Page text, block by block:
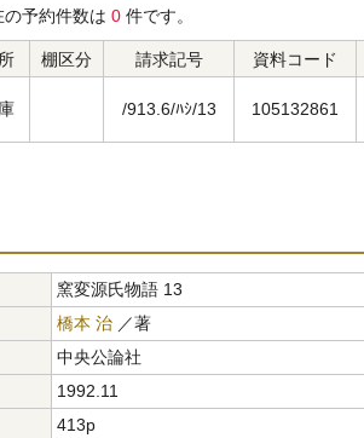
予約件数は 0 件です。
棚区分 請求記号 資料コード
/913.6/ﾊｼ/13 105132861
窯変源氏物語 13
橋本 治 ／著
中央公論社
1992.11
413p